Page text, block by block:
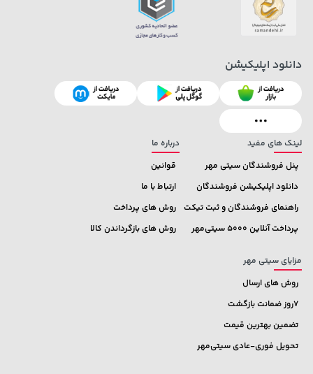
27,380,000 تومان خرید 44,780,000 تومان
لینک های مفید
پنل فروشندگان سیتی مهر
دانلود اپلیکیشن فروشندگان
راهنمای فروشندگان و ثبت تیکت
پرداخت آنلاین 5000 سیتی‌مهر
درباره ما
قوانین
ارتباط با ما
روش های پرداخت
روش های بازگرداندن کالا
مزایای سیتی مهر
روش های ارسال
7روز ضمانت بازگشت
تضمین بهترین قیمت
تحویل فوری-عادی سیتی‌مهر
دانلود اپلیکیشن